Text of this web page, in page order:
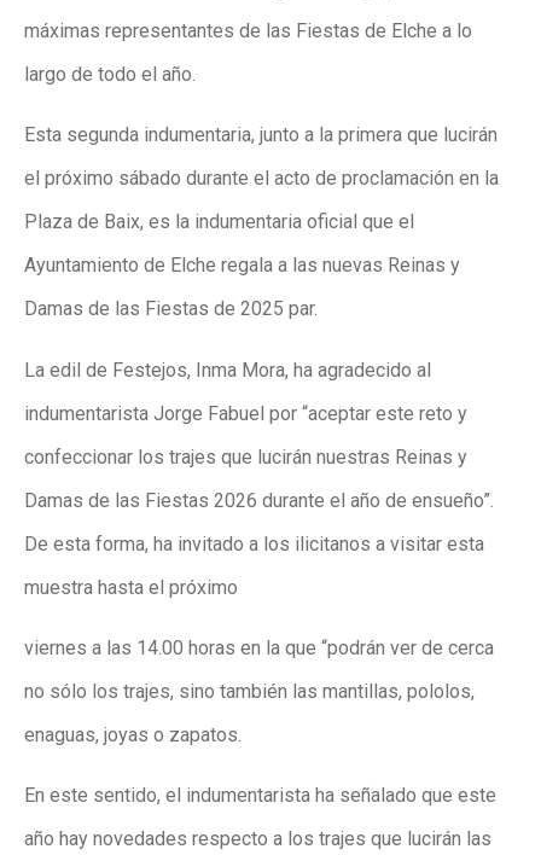
máximas representantes de las Fiestas de Elche a lo
largo de todo el año.
Esta segunda indumentaria, junto a la primera que lucirán
el próximo sábado durante el acto de proclamación en la
Plaza de Baix, es la indumentaria oficial que el
Ayuntamiento de Elche regala a las nuevas Reinas y
Damas de las Fiestas de 2025 par.
La edil de Festejos, Inma Mora, ha agradecido al
indumentarista Jorge Fabuel por “aceptar este reto y
confeccionar los trajes que lucirán nuestras Reinas y
Damas de las Fiestas 2026 durante el año de ensueño”.
De esta forma, ha invitado a los ilicitanos a visitar esta
muestra hasta el próximo
viernes a las 14.00 horas en la que “podrán ver de cerca
no sólo los trajes, sino también las mantillas, pololos,
enaguas, joyas o zapatos.
En este sentido, el indumentarista ha señalado que este
año hay novedades respecto a los trajes que lucirán las